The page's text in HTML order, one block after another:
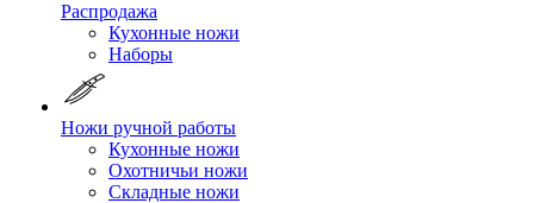
Распродажа
Кухонные ножи
Наборы
Ножи ручной работы
Кухонные ножи
Охотничьи ножи
Складные ножи